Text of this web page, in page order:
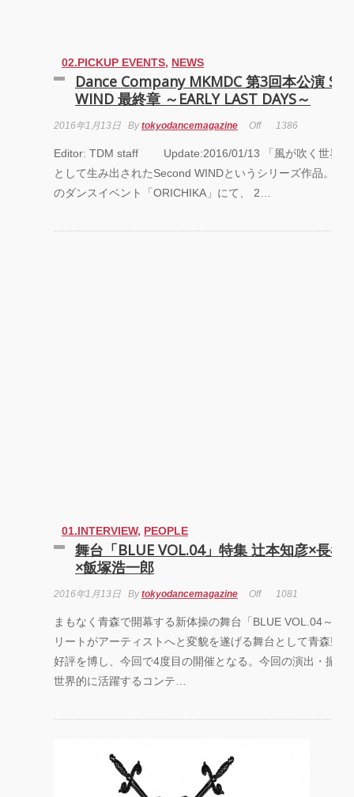
02.PICKUP EVENTS, NEWS
Dance Company MKMDC 第3回本公演
WIND 最終章 ～EARLY LAST DAYS～
2016年1月13日 Bytokyodancemagazine Off 1386
Editor: TDM staff Update:2016/01/13 「風が吹く世界」
として生み出されたSecond WINDというシリーズ作品。
のダンスイベント「ORICHIKA」にて、 2…
01.INTERVIEW, PEOPLE
舞台「BLUE VOL.04」特集 辻本知彦×長谷
×飯塚浩一郎
2016年1月13日 Bytokyodancemagazine Off 1081
まもなく青森で開幕する新体操の舞台「BLUE VOL.04～綴
リートがアーティストへと変貌を遂げる舞台として青森県
好評を博し、今回で4度目の開催となる。今回の演出・振付
世界的に活躍するコンテ…